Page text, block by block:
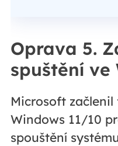
Oprava 5.
spuštění ve
Microsoft
Windows 11/10
spouštění